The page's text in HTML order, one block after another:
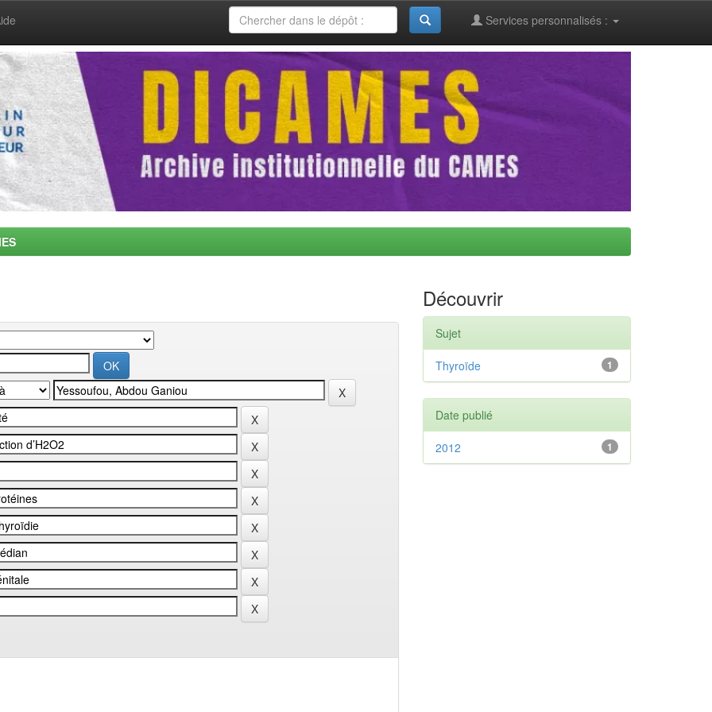
Services personnalisés :
Découvrir
Sujet
1
Thyroïde
Date publié
1
2012